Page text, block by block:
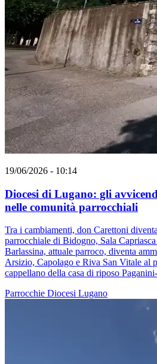
19/06/2026 - 10:14
Diocesi di Lugano: gli
nelle comunità parrocchiali
Tra i cambiamenti, don Carettoni
parrocchiale di Bidogno, Sala Capriasca
Barlassina, attuale parroco, diventa
Arsizio, Capolago e Riva San Vitale al
cappellano della casa di riposo
Parrocchie Diocesi Lugano